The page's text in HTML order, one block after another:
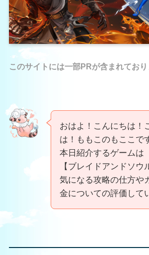
このサイトには一部PRが含まれてお
おはよ！こんにちは！
は！ももこのもここで
本日紹介するゲームは
【ブレイドアンドソウ
気になる攻略の仕方や
金についての評価して